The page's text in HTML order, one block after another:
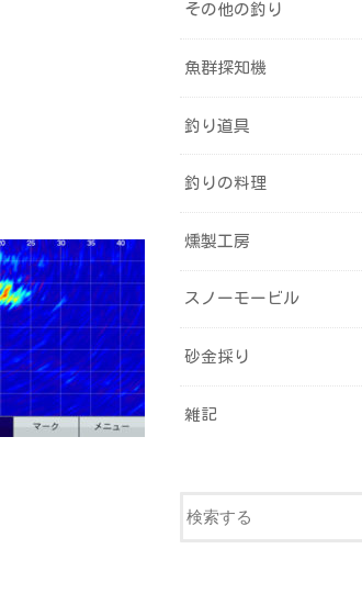
その他の釣り
魚群探知機
釣り道具
釣りの料理
燻製工房
スノーモービル
砂金採り
雑記